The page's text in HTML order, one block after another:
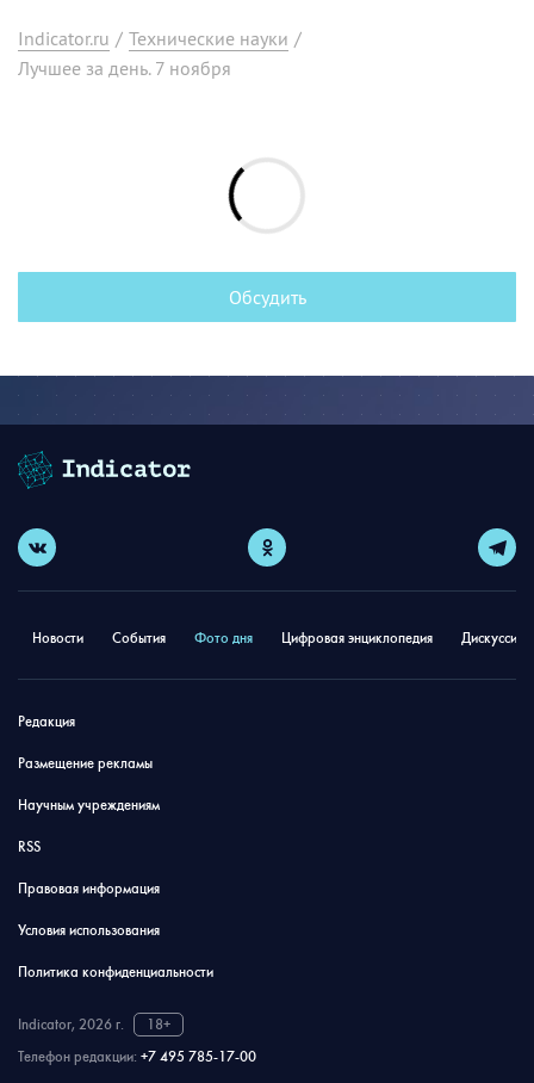
Indicator.ru / Технические науки /
Лучшее за день. 7 ноября
Обсудить
Новости События Фото дня Цифровая энциклопедия
Редакция
Размещение рекламы
Научным учреждениям
RSS
Правовая информация
Условия использования
Политика конфиденциальности
Indicator, 2026 г.
18+
Телефон редакции: +7 495 785-17-00